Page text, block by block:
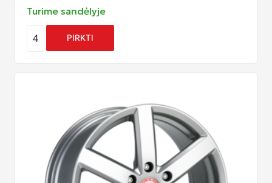
Turime sandėlyje
4 PIRKTI